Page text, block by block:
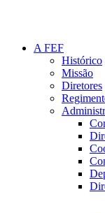
A FEF
Histórico
Missão
Diretores